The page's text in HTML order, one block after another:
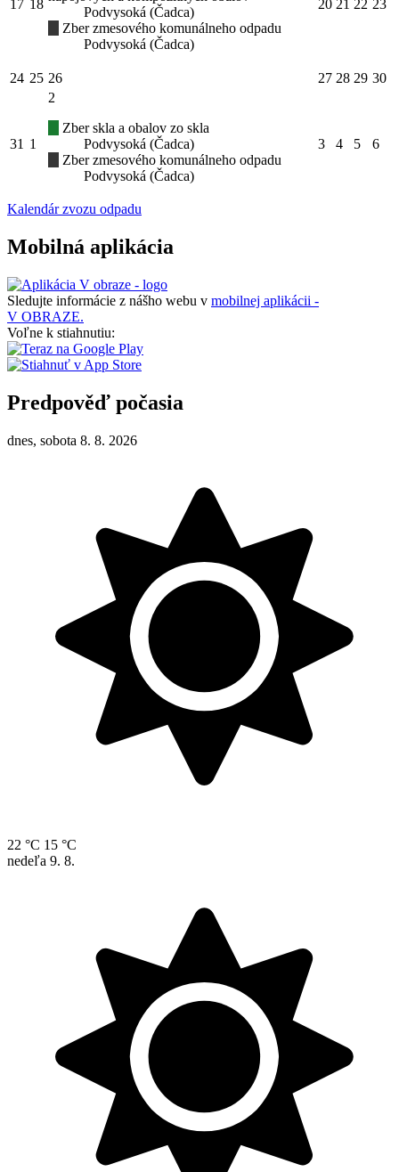
17 18
Podvysoká (Čadca)
Zber zmesového komunálneho odpadu
Podvysoká (Čadca)
20 21 22 23
24 25 26 27 28 29 30
31 1
2
Zber skla a obalov zo skla
Podvysoká (Čadca)
Zber zmesového komunálneho odpadu
Podvysoká (Čadca)
3 4 5 6
Kalendár zvozu odpadu
Mobilná aplikácia
Sledujte informácie z nášho webu v mobilnej aplikácii -
V OBRAZE.
Voľne k stiahnutiu:
Predpověď počasia
dnes, sobota 8. 8. 2026
22 °C 15 °C
nedeľa 9. 8.